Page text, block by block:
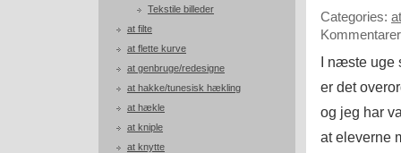
Tekstile billeder
at filte
at flette kurve
at genbruge/redesigne
at hakke/tunesisk hækling
at hækle
at kniple
at knytte
Categories:
I næste uge
er det
og jeg har
at eleverne